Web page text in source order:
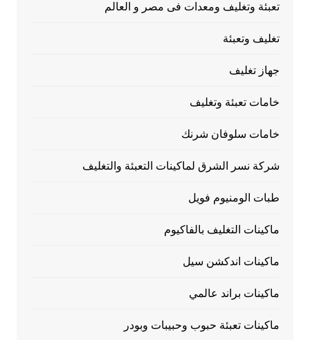
تعبئة وتغليف ومعدات فى مصر و العالم
تغليف وتعبئة
جهاز تغليف
خامات تعبئة وتغليف
خامات سلوفان شرنك
شركة نسر الشرق لماكينات التعبئة والتغليف
طبات الومنيوم فويل
ماكينات التغليف بالفاكيوم
ماكينات اندكشن سيل
ماكينات براند عالمي
ماكينات تعبئة حبوب وحبيبات وبودر